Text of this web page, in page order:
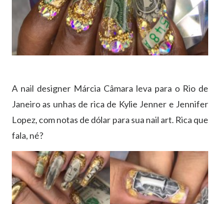
A nail designer Márcia Câmara leva para o Rio de
Janeiro as unhas de rica de Kylie Jenner e Jennifer
Lopez, com notas de dólar para sua nail art. Rica que
fala, né?